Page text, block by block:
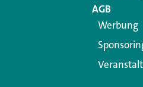
AGB
Werbung